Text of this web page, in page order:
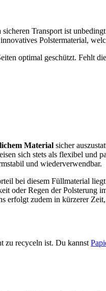
Transport ist
Polstermaterial,
optimal geschützt. Fehlt
Material sicher
sich stets als flexibel und
und wiederverwendbar.
bei diesem Füllmaterial
oder Regen der Polsterung
erfolgt zudem in kürzerer
zu recyceln ist. Du kannst